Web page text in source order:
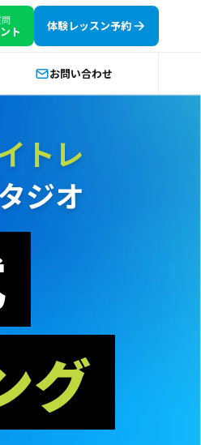
ト 体験レッスン予約
お問い合わせ
トレ
ジオ
グ